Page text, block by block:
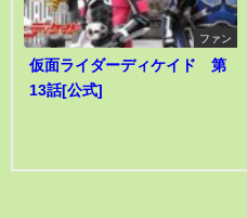
ファン
仮面ライダーディケイド 第
13話[公式]